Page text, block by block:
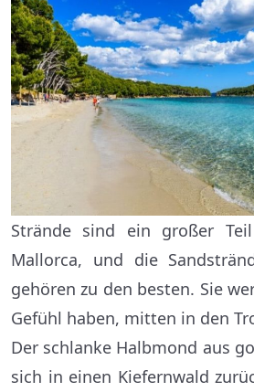
Strände sind ein großer
Mallorca, und die
gehören zu den besten. Sie
Gefühl haben, mitten in den
Der schlanke Halbmond aus
sich in einen Kiefernwald